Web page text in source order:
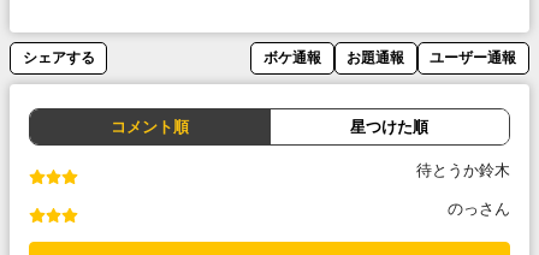
シェアする ボケ通報 お題通報 ユーザー通報
コメント順 星つけた順
待とうか鈴木
のっさん